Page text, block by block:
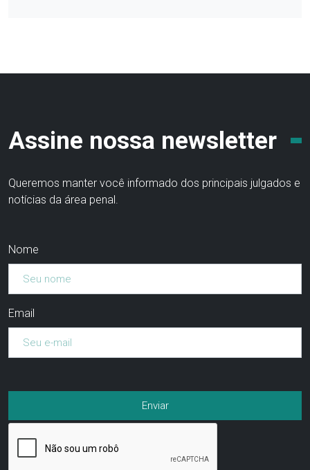
Assine nossa newsletter
Queremos manter você informado dos principais julgados e
notícias da área penal.
Nome
Email